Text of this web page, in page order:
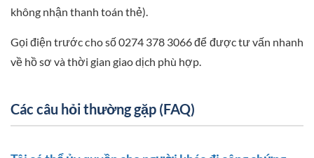
không nhận thanh toán thẻ).
Gọi điện trước cho số 0274 378 3066 để được tư vấn nhanh
về hồ sơ và thời gian giao dịch phù hợp.
Các câu hỏi thường gặp (FAQ)